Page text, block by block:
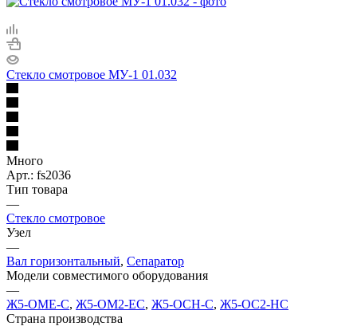
Стекло смотровое МУ-1 01.032
Много
Арт.: fs2036
Тип товара
—
Стекло смотровое
Узел
—
Вал горизонтальный, Сепаратор
Модели совместимого оборудования
—
Ж5-ОМЕ-С, Ж5-ОМ2-ЕС, Ж5-ОСН-С, Ж5-ОС2-НС
Страна производства